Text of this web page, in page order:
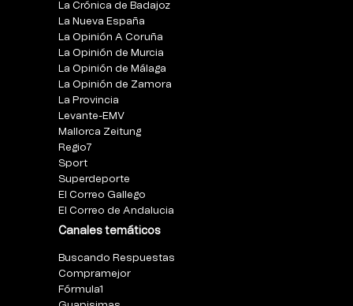
La Crónica de Badajoz
La Nueva España
La Opinión A Coruña
La Opinión de Murcia
La Opinión de Málaga
La Opinión de Zamora
La Provincia
Levante-EMV
Mallorca Zeitung
Regio7
Sport
Superdeporte
El Correo Gallego
El Correo de Andalucia
Canales temáticos
Buscando Respuestas
Compramejor
Fórmula1